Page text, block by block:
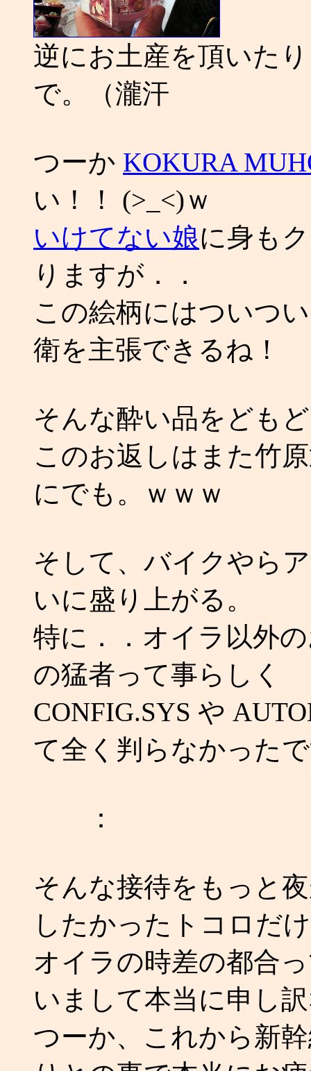
逆にお土産を頂いた
で。（瀧汗
つーか KOKURA
い！！ (>_<)ｗ
いけてない娘に身も
りますが．．
この絵柄にはついつ
衛を主張できるね！
そんな酔い品をども
このお返しはまた竹
にでも。ｗｗｗ
そして、バイクやら
いに盛り上がる。
特に．．オイラ以外
の猛者って事らしく
CONFIG.SYS や
て全く判らなかった
：
そんな接待をもっと
したかったトコロだ
オイラの時差の都合
いまして本当に申し
つーか、これから新